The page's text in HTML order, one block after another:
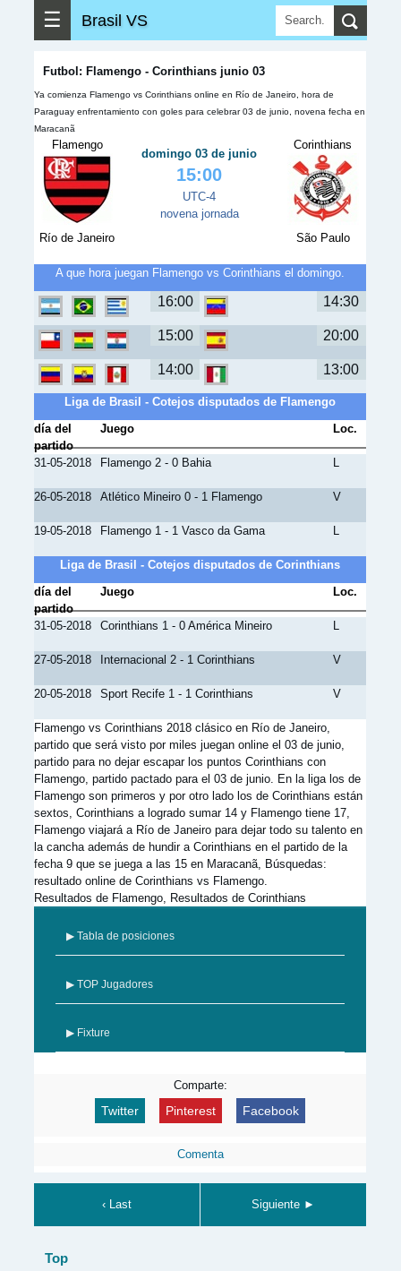
☰ Brasil VS
Futbol: Flamengo - Corinthians junio 03
Ya comienza Flamengo vs Corinthians online en Río de Janeiro, hora de
Paraguay enfrentamiento con goles para celebrar 03 de junio, novena fecha en
Maracanã
Flamengo
Río de Janeiro
domingo 03 de junio
15:00
UTC-4
novena jornada
Corinthians
São Paulo
A que hora juegan Flamengo vs Corinthians el domingo.
16:00 14:30
15:00 20:00
14:00 13:00
Liga de Brasil - Cotejos disputados de Flamengo
día del
partido
Juego Loc.
31-05-2018 Flamengo 2 - 0 Bahia L
26-05-2018 Atlético Mineiro 0 - 1 Flamengo V
19-05-2018 Flamengo 1 - 1 Vasco da Gama L
Liga de Brasil - Cotejos disputados de Corinthians
día del
partido
Juego Loc.
31-05-2018 Corinthians 1 - 0 América Mineiro L
27-05-2018 Internacional 2 - 1 Corinthians V
20-05-2018 Sport Recife 1 - 1 Corinthians V
Flamengo vs Corinthians 2018 clásico en Río de Janeiro,
partido que será visto por miles juegan online el 03 de junio,
partido para no dejar escapar los puntos Corinthians con
Flamengo, partido pactado para el 03 de junio. En la liga los de
Flamengo son primeros y por otro lado los de Corinthians están
sextos, Corinthians a logrado sumar 14 y Flamengo tiene 17,
Flamengo viajará a Río de Janeiro para dejar todo su talento en
la cancha además de hundir a Corinthians en el partido de la
fecha 9 que se juega a las 15 en Maracanã, Búsquedas:
resultado online de Corinthians vs Flamengo.
Resultados de Flamengo, Resultados de Corinthians
▶ Tabla de posiciones
▶ TOP Jugadores
▶ Fixture
Comparte:
Twitter Pinterest Facebook
Comenta
‹ Last Siguiente ►
Top